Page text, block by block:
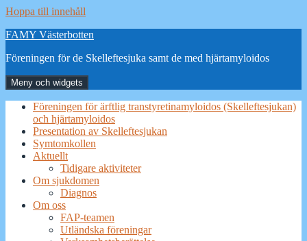
Hoppa till innehåll
FAMY Västerbotten
Föreningen för de Skelleftesjuka samt de med hjärtamyloidos
Meny och widgets
Föreningen för ärftlig transtyretinamyloidos (Skelleftesjukan)
och hjärtamyloidos
Presentation av Skelleftesjukan
Symtomkollen
Aktuellt
Tidigare aktiviteter
Om sjukdomen
Diagnos
Om oss
FAP-teamen
Utländska föreningar